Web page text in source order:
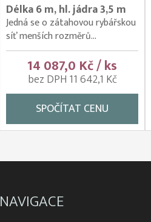
Délka 6 m, hl. jádra 3,5 m
Jedná se o zátahovou rybářskou
síť menších rozměrů...
14 087,0 Kč / ks
bez DPH 11 642,1 Kč
SPOČÍTAT CENU
NAVIGACE